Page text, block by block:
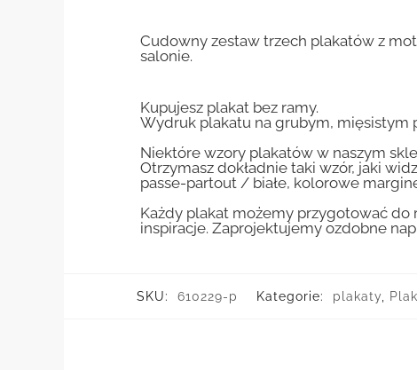
Cudowny zestaw trzech plakatów z
salonie.
Kupujesz plakat bez ramy.
Wydruk plakatu na grubym, mięsistym
Niektóre wzory plakatów w naszym
Otrzymasz dokładnie taki wzór, jaki
passe-partout / białe, kolorowe
Każdy plakat możemy przygotować do
inspiracje. Zaprojektujemy ozdobne
SKU: 610229-p Kategorie: plakaty